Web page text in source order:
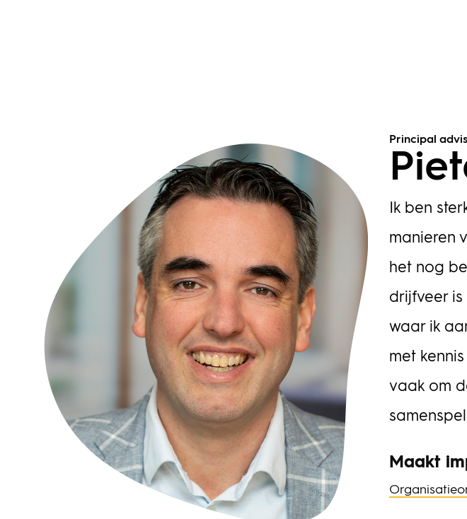
Principal
Ik ben
manieren
het nog
drijfveer
waar ik
met
vaak om
Maakt